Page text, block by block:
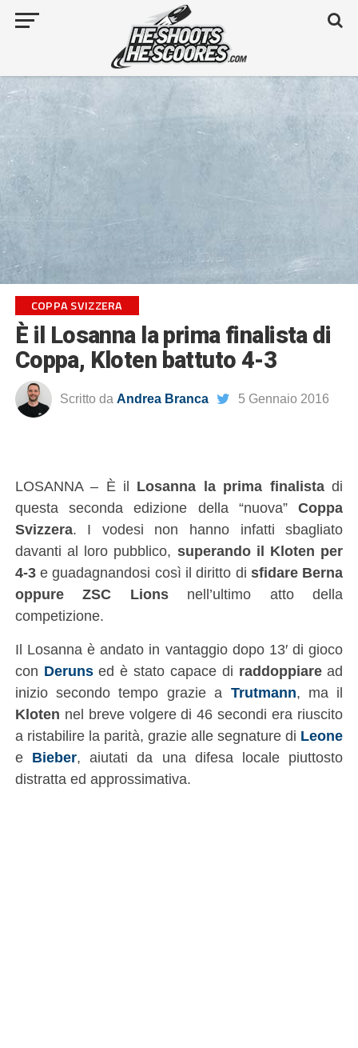
COPPA SVIZZERA
È il Losanna la prima finalista di
Coppa, Kloten battuto 4-3
Scritto da Andrea Branca 5 Gennaio 2016
LOSANNA – È il Losanna la prima finalistadi
questa seconda edizione della “nuova”Coppa
Svizzera. I vodesi non hanno infatti sbagliato
davanti al loro pubblico, superando il Kloten per
4-3e guadagnandosi così il diritto di sfidare Berna
oppure ZSC Lionsnell’ultimo atto della
competizione.
Il Losanna è andato in vantaggio dopo 13′ di gioco
con Derunsed è stato capace di raddoppiaread
inizio secondo tempo grazie a Trutmann, ma il
Kloten nel breve volgere di 46 secondi era riuscito
a ristabilire la parità, grazie alle segnature di Leone
e Bieber, aiutati da una difesa locale piuttosto
distratta ed approssimativa.